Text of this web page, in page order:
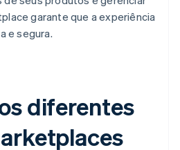
garante que a experiência
e segura.
diferentes